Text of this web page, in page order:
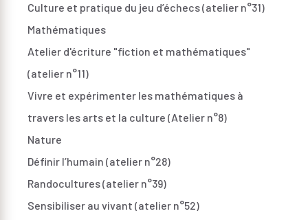
Culture et pratique du jeu d’échecs (atelier n°31)
Mathématiques
Atelier d'écriture "fiction et mathématiques"
(atelier n°11)
Vivre et expérimenter les mathématiques à
travers les arts et la culture (Atelier n°8)
Nature
Définir l’humain (atelier n°28)
Randocultures (atelier n°39)
Sensibiliser au vivant (atelier n°52)